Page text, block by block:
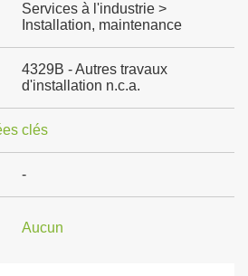
Services à l'industrie >
Installation, maintenance
4329B - Autres travaux
d'installation n.c.a.
clés
-
Aucun